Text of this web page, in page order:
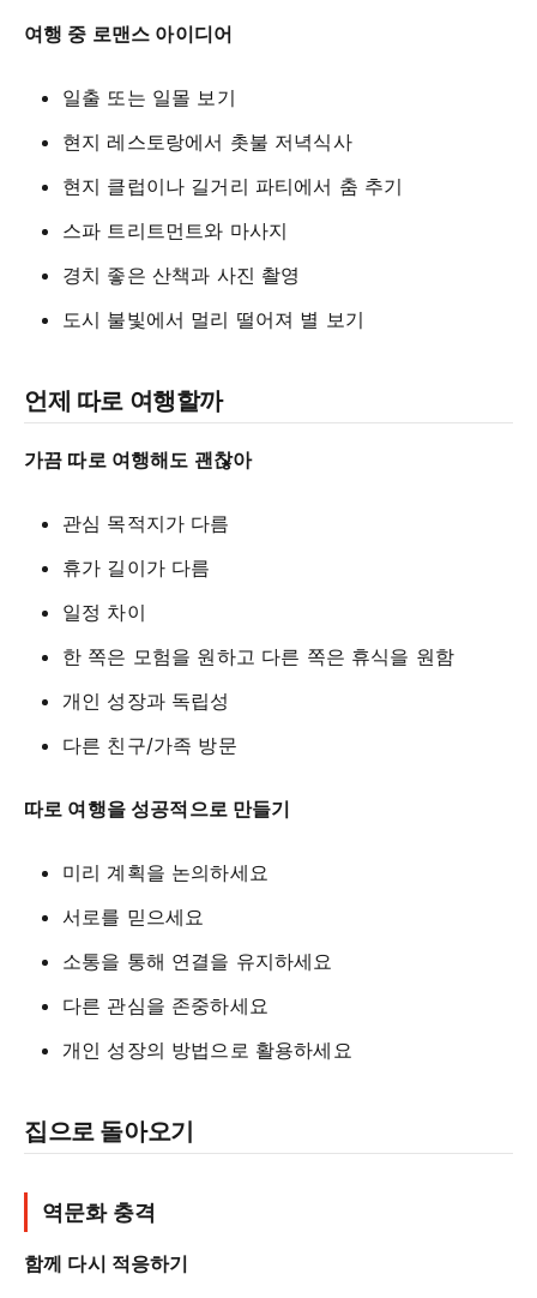
여행 중 로맨스 아이디어
일출 또는 일몰 보기
현지 레스토랑에서 촛불 저녁식사
현지 클럽이나 길거리 파티에서 춤 추기
스파 트리트먼트와 마사지
경치 좋은 산책과 사진 촬영
도시 불빛에서 멀리 떨어져 별 보기
언제 따로 여행할까
가끔 따로 여행해도 괜찮아
관심 목적지가 다름
휴가 길이가 다름
일정 차이
한 쪽은 모험을 원하고 다른 쪽은 휴식을 원함
개인 성장과 독립성
다른 친구/가족 방문
따로 여행을 성공적으로 만들기
미리 계획을 논의하세요
서로를 믿으세요
소통을 통해 연결을 유지하세요
다른 관심을 존중하세요
개인 성장의 방법으로 활용하세요
집으로 돌아오기
역문화 충격
함께 다시 적응하기